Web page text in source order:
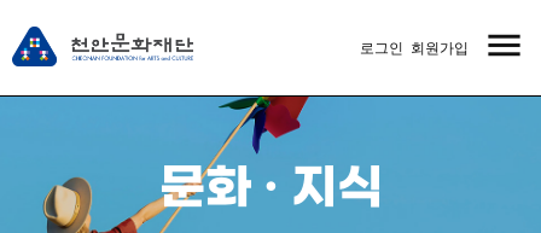
menu
로그인 회원가입
문화 · 지식